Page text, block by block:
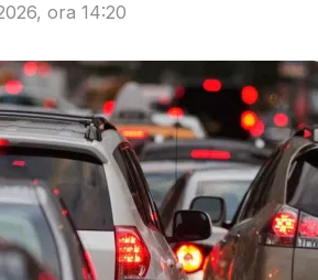
ora 14:20